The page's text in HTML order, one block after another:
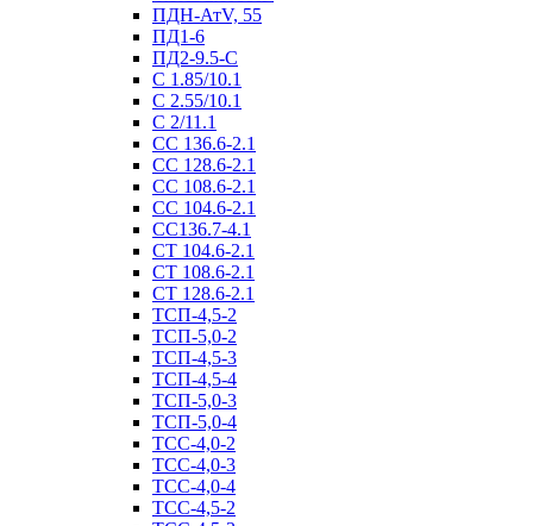
ПДН-АтV, 55
ПД1-6
ПД2-9.5-С
С 1.85/10.1
С 2.55/10.1
С 2/11.1
СС 136.6-2.1
СС 128.6-2.1
СС 108.6-2.1
СС 104.6-2.1
СС136.7-4.1
СТ 104.6-2.1
СТ 108.6-2.1
СТ 128.6-2.1
ТСП-4,5-2
ТСП-5,0-2
ТСП-4,5-3
ТСП-4,5-4
ТСП-5,0-3
ТСП-5,0-4
ТСС-4,0-2
ТСС-4,0-3
ТСС-4,0-4
ТСС-4,5-2